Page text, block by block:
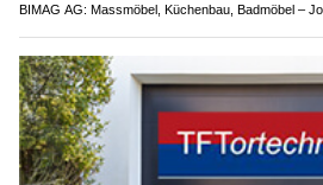
BIMAG AG: Massmöbel, Küchenbau, Badmöbel –